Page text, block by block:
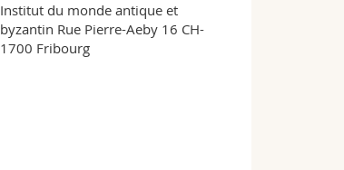
Institut du monde antique et
byzantin Rue Pierre-Aeby 16 CH-
1700 Fribourg